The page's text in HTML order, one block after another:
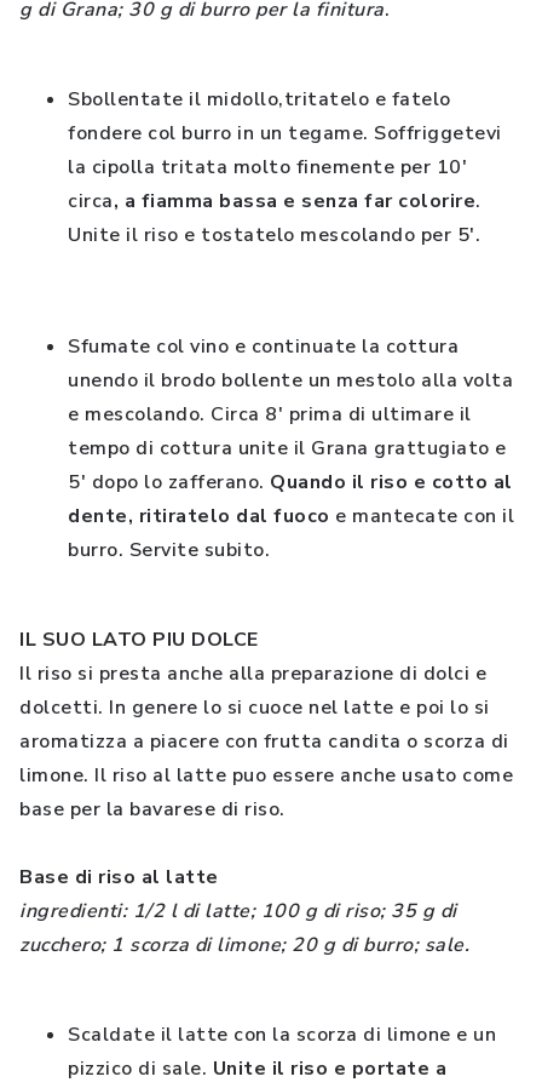
g di Grana; 30 g di burro per la finitura.
Sbollentate il midollo,tritatelo e fatelo
fondere col burro in un tegame. Soffriggetevi
la cipolla tritata molto finemente per 10'
circa, a fiamma bassa e senza far colorire.
Unite il riso e tostatelo mescolando per 5'.
Sfumate col vino e continuate la cottura
unendo il brodo bollente un mestolo alla volta
e mescolando. Circa 8' prima di ultimare il
tempo di cottura unite il Grana grattugiato e
5' dopo lo zafferano. Quando il riso e cotto al
dente, ritiratelo dal fuoco e mantecate con il
burro. Servite subito.
IL SUO LATO PIU DOLCE
Il riso si presta anche alla preparazione di dolci e
dolcetti. In genere lo si cuoce nel latte e poi lo si
aromatizza a piacere con frutta candita o scorza di
limone. Il riso al latte puo essere anche usato come
base per la bavarese di riso.
Base di riso al latte
ingredienti: 1/2 l di latte; 100 g di riso; 35 g di
zucchero; 1 scorza di limone; 20 g di burro; sale.
Scaldate il latte con la scorza di limone e un
pizzico di sale. Unite il riso e portate a